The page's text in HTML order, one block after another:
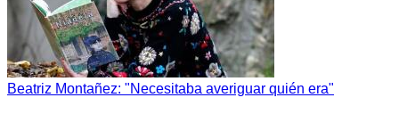
Beatriz Montañez: "Necesitaba averiguar quién era"